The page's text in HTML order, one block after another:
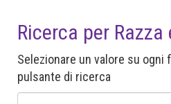
Ricerca per Razza
Selezionare un valore su ogni
pulsante di ricerca